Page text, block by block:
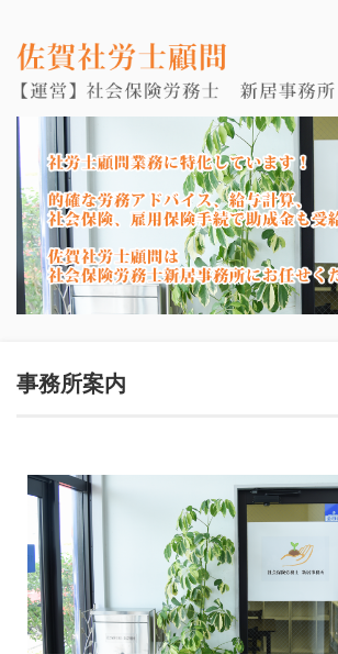
事務所案内